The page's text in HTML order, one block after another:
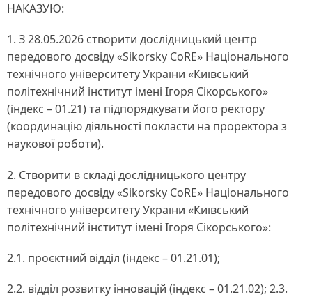
НАКАЗУЮ:
1. З 28.05.2026 створити дослідницький центр
передового досвіду «Sikorsky CoRE» Національного
технічного університету України «Київський
політехнічний інститут імені Ігоря Сікорського»
(індекс – 01.21) та підпорядкувати його ректору
(координацію діяльності покласти на проректора з
наукової роботи).
2. Створити в складі дослідницького центру
передового досвіду «Sikorsky CoRE» Національного
технічного університету України «Київський
політехнічний інститут імені Ігоря Сікорського»:
2.1. проєктний відділ (індекс – 01.21.01);
2.2. відділ розвитку інновацій (індекс – 01.21.02); 2.3.